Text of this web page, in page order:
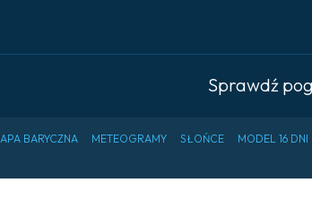
Sprawdź
BARYCZNA METEOGRAMY SŁOŃCE MODEL 16 DNI